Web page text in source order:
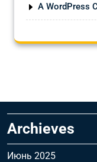
A WordPress
Archieves
Июнь 2025